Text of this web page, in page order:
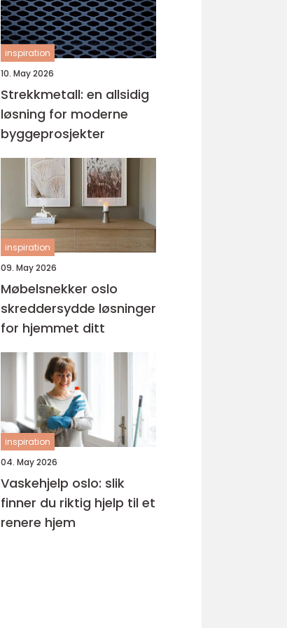
inspiration
10. May 2026
Strekkmetall: en allsidig
løsning for moderne
byggeprosjekter
inspiration
09. May 2026
Møbelsnekker oslo
skreddersydde løsninger
for hjemmet ditt
inspiration
04. May 2026
Vaskehjelp oslo: slik
finner du riktig hjelp til et
renere hjem